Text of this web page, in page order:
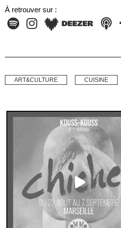
À retrouver sur :
ART&CULTURE CUISINE